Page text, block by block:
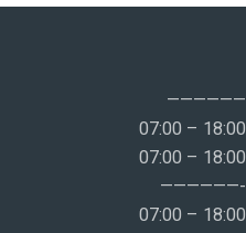
——————
07:00 – 18:00
07:00 – 18:00
——————-
07:00 – 18:00